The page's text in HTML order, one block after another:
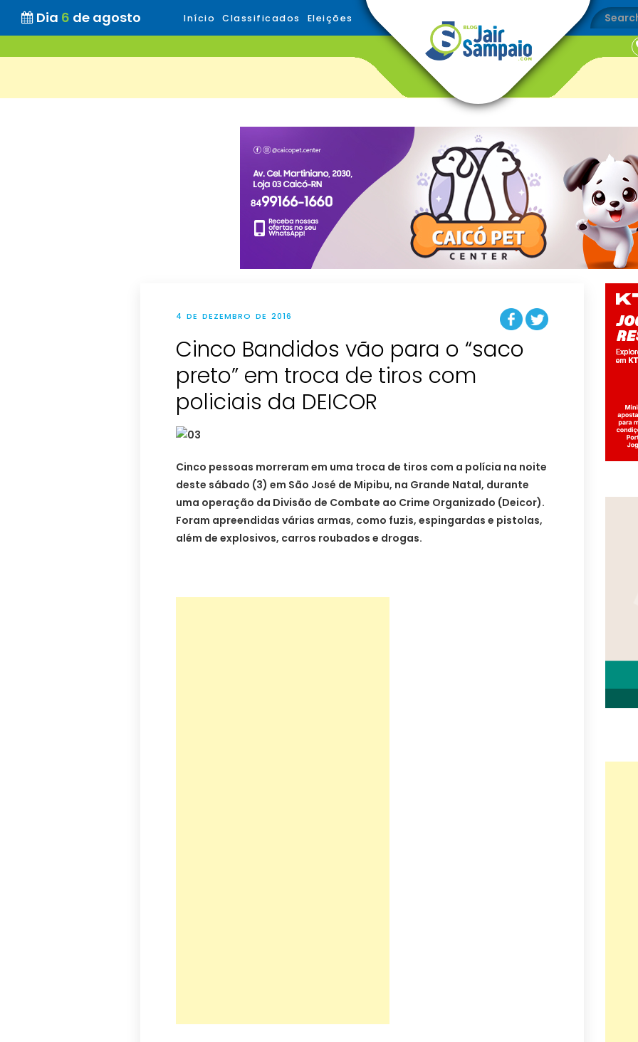
Dia 6 de agosto Início Classificados Eleições
4 DE DEZEMBRO DE 2016
Cinco Bandidos vão para o “saco
preto” em troca de tiros com
policiais da DEICOR
Cinco pessoas morreram em uma troca de tiros com a polícia na noite
deste sábado (3) em São José de Mipibu, na Grande Natal, durante
uma operação da Divisão de Combate ao Crime Organizado (Deicor).
Foram apreendidas várias armas, como fuzis, espingardas e pistolas,
além de explosivos, carros roubados e drogas.